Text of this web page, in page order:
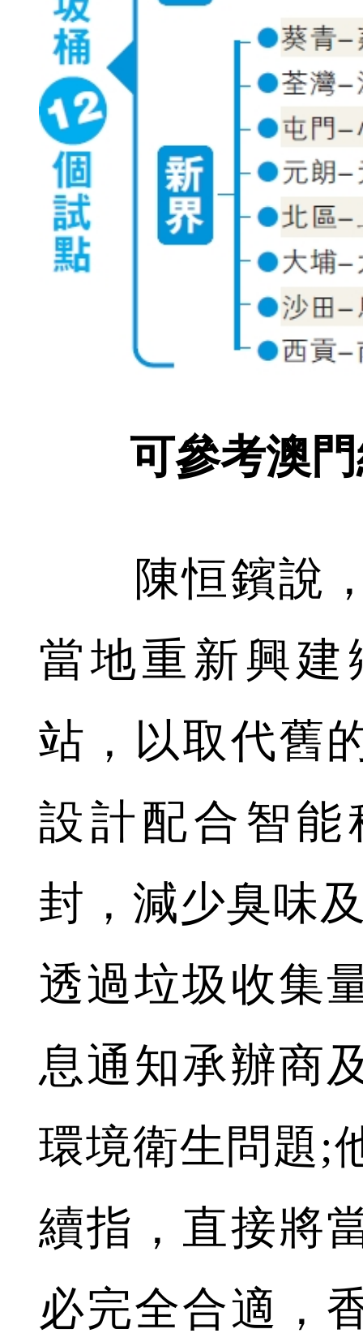
可參考澳
陳恒鑌說，
當地重新興
站，以取代舊
設計配合智能
封，減少臭味
透過垃圾收集
息通知承辦商
環境衛生問題;
續指，直接將
必完全合適，